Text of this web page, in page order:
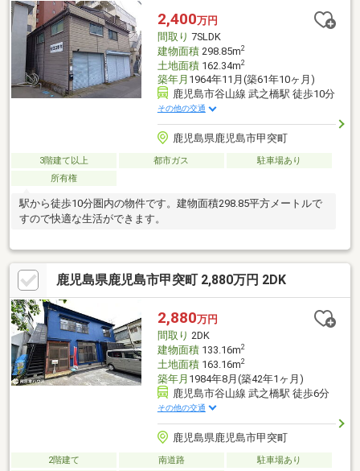
2,400万円
間取り 7SLDK
建物面積298.85m2
土地面積162.34m2
築年月 1964年11月(築61年10ヶ月)
鹿児島市谷山線 武之橋駅 徒歩10分
その他の交通
鹿児島県鹿児島市甲突町
3階建て以上 都市ガス
駐車場あり
所有権
駅から徒歩10分圏内の物件です。建物面積298.85平方メートルで
すので快適な生活ができます。
鹿児島県鹿児島市甲突町 2,880万円 2DK
2,880万円
間取り 2DK
建物面積133.16m2
土地面積163.16m2
築年月 1984年8月(築42年1ヶ月)
鹿児島市谷山線 武之橋駅 徒歩6分
その他の交通
鹿児島県鹿児島市甲突町
2階建て 南道路
駐車場あり